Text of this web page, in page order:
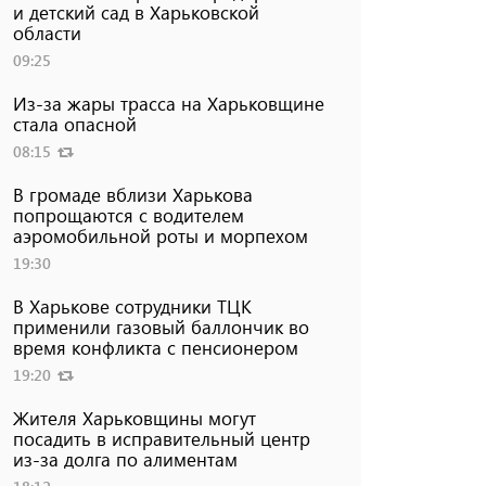
и детский сад в Харьковской
области
09:25
Из-за жары трасса на Харьковщине
стала опасной
08:15
В громаде вблизи Харькова
попрощаются с водителем
аэромобильной роты и морпехом
19:30
В Харькове сотрудники ТЦК
применили газовый баллончик во
время конфликта с пенсионером
19:20
Жителя Харьковщины могут
посадить в исправительный центр
из-за долга по алиментам